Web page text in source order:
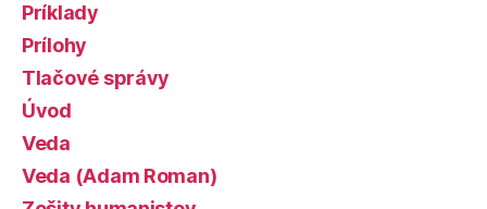
Príklady
Prílohy
Tlačové správy
Úvod
Veda
Veda (Adam Roman)